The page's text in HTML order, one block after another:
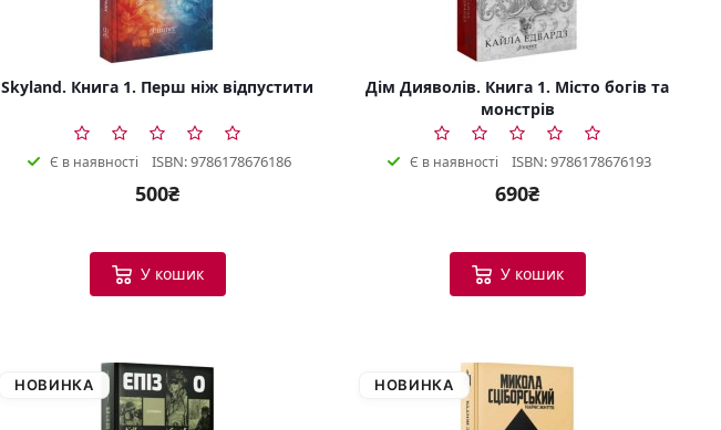
Skyland. Книга 1. Перш ніж відпустити
Є в наявності ISBN: 9786178676186
500₴
У кошик
Дім Дияволів. Книга 1. Місто богів та
монстрів
Є в наявності ISBN: 9786178676193
690₴
У кошик
НОВИНКА НОВИНКА